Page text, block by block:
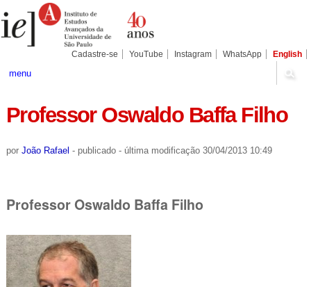
para
conteúdo.
Pessoais
Cadastre-se YouTube Instagram WhatsApp English
menu
Professor Oswaldo Baffa Filho
por João Rafael - publicado - última modificação30/04/2013 10:49
Professor Oswaldo Baffa Filho